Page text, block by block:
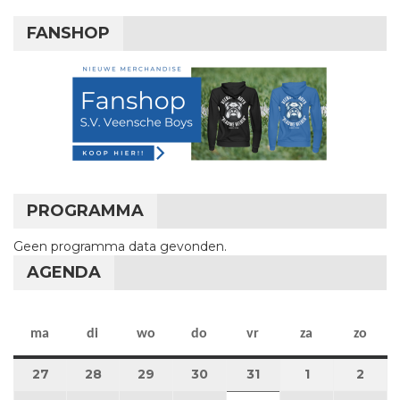
FANSHOP
PROGRAMMA
Geen programma data gevonden.
AGENDA
ma maandag
di dinsdag
wo woensdag
do donderdag
vr vrijdag
za zaterdag
zo
27 27 juli 2026
28 28 juli 2026
29 29 juli 2026
30 30 juli 2026
31 31 juli 2026
11 augustus
2